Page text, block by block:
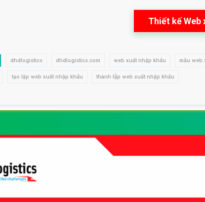
Thiết kế Web
dhdlogistics dhdlogistics.com web xuất nhập khẩu mẫu web
tạo lập web xuất nhập khẩu thành lập web xuất nhập khẩu